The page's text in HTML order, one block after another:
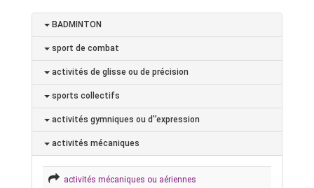
BADMINTON
sport de combat
activités de glisse ou de précision
sports collectifs
activités gymniques ou d'’expression
activités mécaniques
activités mécaniques ou aériennes